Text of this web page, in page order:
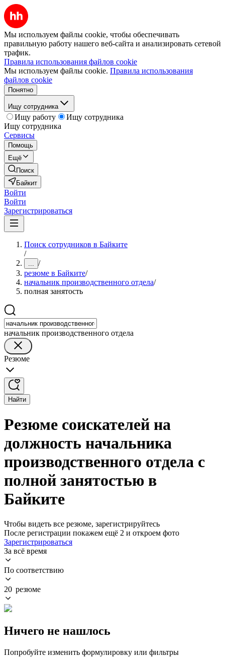
Мы используем файлы cookie, чтобы обеспечивать
правильную работу нашего веб-сайта и анализировать сетевой
трафик.
Правила использования файлов cookie
Мы используем файлы cookie. Правила использования
файлов cookie
Понятно
Ищу сотрудника
Ищу работу
Ищу сотрудника
Ищу сотрудника
Сервисы
Помощь
Ещё
Поиск
Байкит
Войти
Войти
Зарегистрироваться
Поиск сотрудников в Байките
/
... /
резюме в Байките/
начальник производственного отдела/
полная занятость
начальник производственного отдела
Резюме
Найти
Резюме соискателей на
должность начальника
производственного отдела с
полной занятостью в
Байките
Чтобы видеть все резюме, зарегистрируйтесь
После регистрации покажем ещё 2 и откроем фото
Зарегистрироваться
За всё время
По соответствию
20 резюме
Ничего не нашлось
Попробуйте изменить формулировку или фильтры